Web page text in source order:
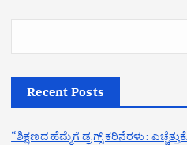
Recent Posts
“ಶಿಕ್ಷಣದ ಹೆಮ್ಮೆಗೆ ಡ್ರಗ್ಸ್ ಕರಿನೆರಳು: